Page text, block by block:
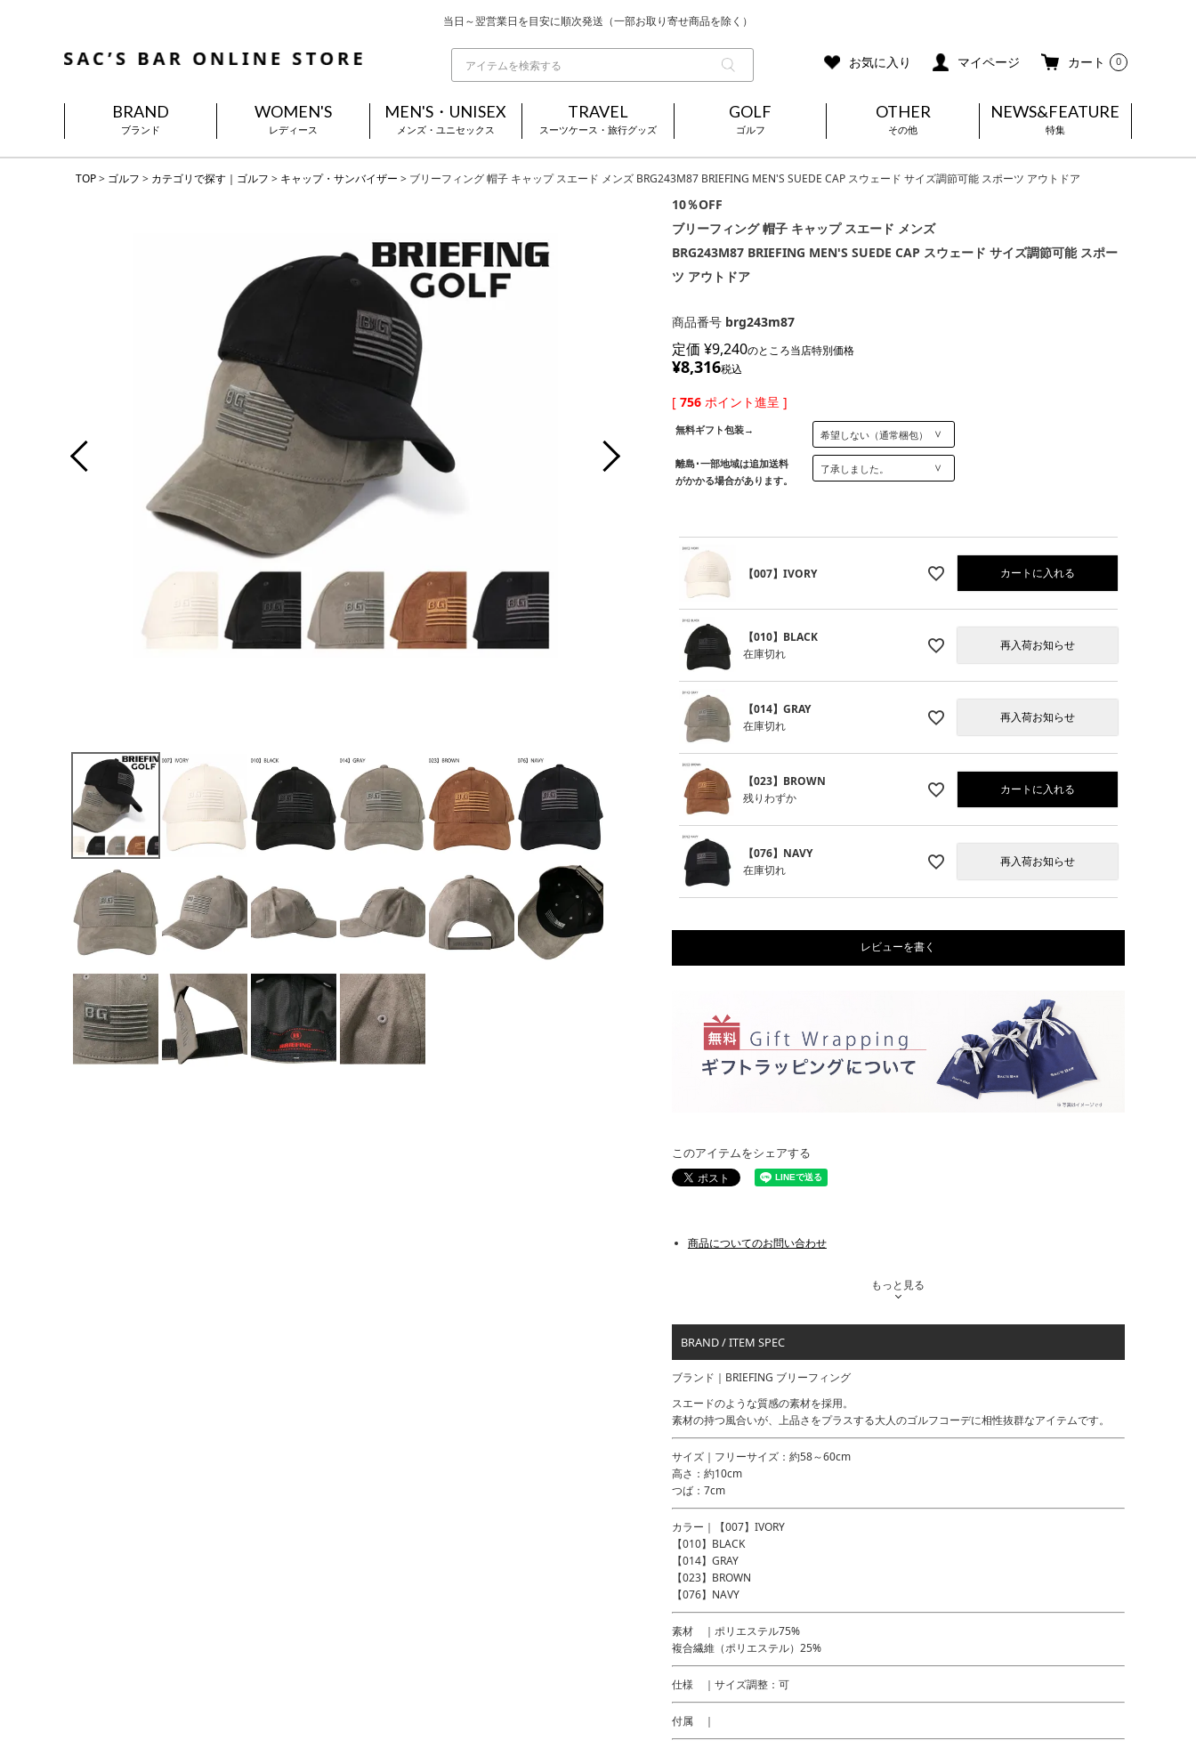
当日～翌営業日を目安に順次発送（一部お取り寄せ商品を除く）
お気に入り マイページ カート 0
BRAND
ブランド
WOMEN'S
レディース
MEN'S・UNISEX
メンズ・ユニセックス
TRAVEL
スーツケース・旅行グッズ
GOLF
ゴルフ
OTHER
その他
NEWS&FEATURE
特集
TOP ゴルフ カテゴリで探す｜ゴルフ キャップ・サンバイザー ブリーフィング 帽子 キャップ スエード メンズ BRG243M87 BRIEFING MEN'S SUEDE CAP スウェード サイズ調節可能 スポーツ アウトドア
【007】IVORY
10％OFF
ブリーフィング 帽子 キャップ スエード メンズ
BRG243M87 BRIEFING MEN'S SUEDE CAP スウェード サイズ調節可能 スポー
ツ アウトドア
商品番号 brg243m87
定価 ¥9,240のところ当店特別価格
¥8,316税込
[ 756 ポイント進呈 ]
無料ギフト包装→
離島･一部地域は追加送料
がかかる場合があります。
【007】IVORY カートに入れる
【010】BLACK
在庫切れ
再入荷お知らせ
【014】GRAY
在庫切れ
再入荷お知らせ
【023】BROWN
残りわずか
カートに入れる
【076】NAVY
在庫切れ
再入荷お知らせ
レビューを書く
このアイテムをシェアする
商品についてのお問い合わせ
もっと見る
BRAND / ITEM SPEC
ブランド｜BRIEFING ブリーフィング
スエードのような質感の素材を採用。
素材の持つ風合いが、上品さをプラスする大人のゴルフコーデに相性抜群なアイテムです。
サイズ｜フリーサイズ：約58～60cm
高さ：約10cm
つば：7cm
カラー｜【007】IVORY
【010】BLACK
【014】GRAY
【023】BROWN
【076】NAVY
素材 ｜ポリエステル75%
複合繊維（ポリエステル）25%
仕様 ｜サイズ調整：可
付属 ｜